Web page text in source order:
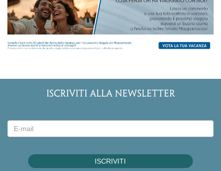
ISCRIVITI ALLA NEWSLETTER